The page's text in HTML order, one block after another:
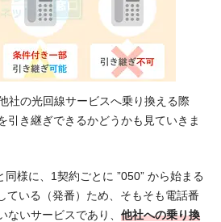
社の光回線サービスへ乗り換える際
引き継ぎできるかどうかも見ていきま
同様に、1契約ごとに ”050” から始まる
ている（発番）ため、そもそも電話番
ないサービスであり、 他社への乗り換